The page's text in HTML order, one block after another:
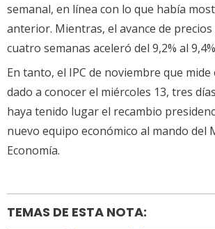
semanal, en línea con lo que había
anterior. Mientras, el avance de
cuatro semanas aceleró del 9,2% al
En tanto, el IPC de noviembre que mide
dado a conocer el miércoles 13, tres
haya tenido lugar el recambio
nuevo equipo económico al mando del
Economía.
TEMAS DE ESTA NOTA: